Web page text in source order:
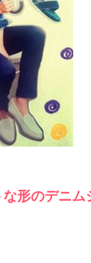
な形のデニム